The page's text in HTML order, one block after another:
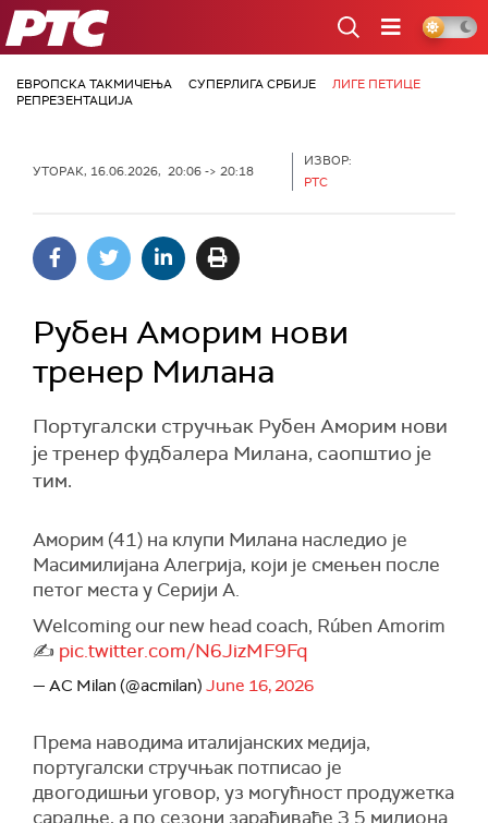
РТС
ЕВРОПСКА ТАКМИЧЕЊА СУПЕРЛИГА СРБИЈЕ
ЛИГЕ ПЕТИЦЕ
РЕПРЕЗЕНТАЦИЈА
УТОРАК, 16.06.2026, 20:06 -> 20:18
ИЗВОР:
РТС
Рубен Аморим нови
тренер Милана
Португалски стручњак Рубен Аморим нови
је тренер фудбалера Милана, саопштио је
тим.
Аморим (41) на клупи Милана наследио је
Масимилијана Алегрија, који је смењен после
петог места у Серији А.
Welcoming our new head coach, Rúben Amorim
✍️ pic.twitter.com/N6JizMF9Fq
— AC Milan (@acmilan) June 16, 2026
Према наводима италијанских медија,
португалски стручњак потписао је
двогодишњи уговор, уз могућност продужетка
сарадње, а по сезони зарађиваће 3.5 милиона